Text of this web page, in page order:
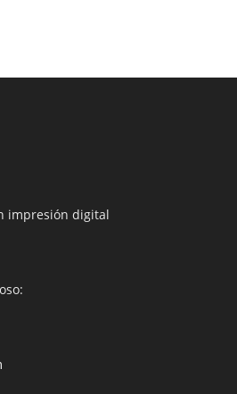
impresión digital